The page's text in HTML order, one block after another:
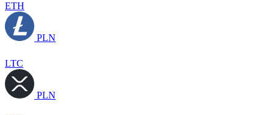
ETH
PLN
LTC
PLN